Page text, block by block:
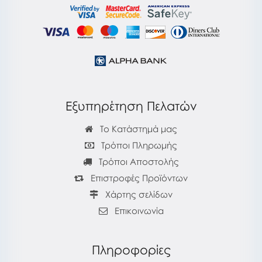
Εξυπηρέτηση Πελατών
Το Κατάστημά μας
Τρόποι Πληρωμής
Τρόποι Αποστολής
Επιστροφές Προϊόντων
Χάρτης σελίδων
Επικοινωνία
Πληροφορίες